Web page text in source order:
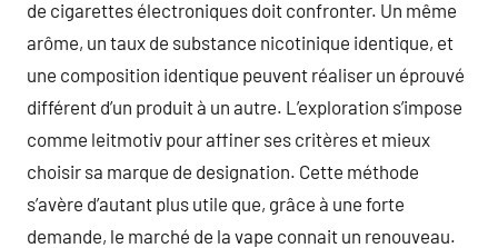
de cigarettes électroniques doit confronter. Un même
arôme, un taux de substance nicotinique identique, et
une composition identique peuvent réaliser un éprouvé
différent d’un produit à un autre. L’exploration s’impose
comme leitmotiv pour affiner ses critères et mieux
choisir sa marque de designation. Cette méthode
s’avère d’autant plus utile que, grâce à une forte
demande, le marché de la vape connait un renouveau.